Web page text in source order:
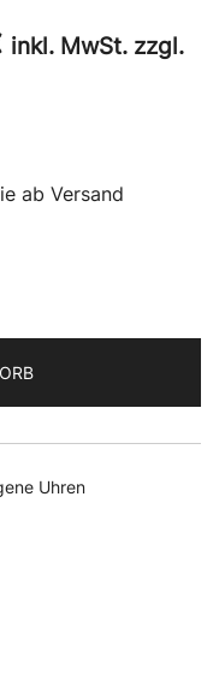
Aktueller
595,00 €.
inkl. MwSt. zzgl.
ab Versand
Uhren